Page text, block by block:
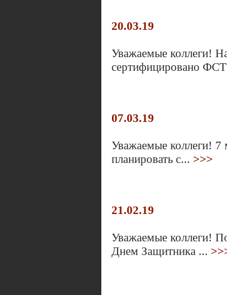
20.03.19
Уважаемые коллеги!
сертифицировано
07.03.19
Уважаемые коллеги!
планировать с... >>>
21.02.19
Уважаемые коллеги!
Днем Защитника ...